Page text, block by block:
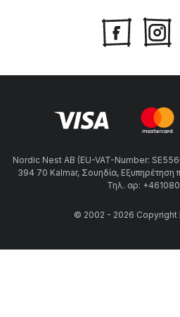
Nordic Nest AB (EU-VAT-Number:
394 70 Kalmar, Σουηδία,
Τηλ. αρ:
© 2002 - 2026 Copyright